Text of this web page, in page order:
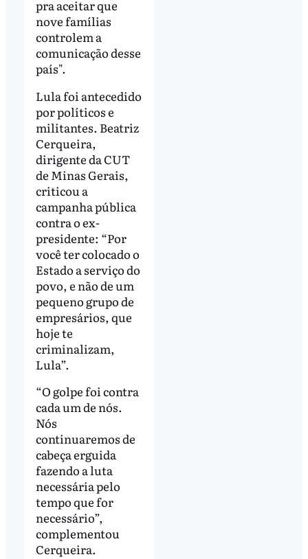
pra aceitar que
nove famílias
controlem a
comunicação desse
país".
Lula foi antecedido
por políticos e
militantes. Beatriz
Cerqueira,
dirigente da CUT
de Minas Gerais,
criticou a
campanha pública
contra o ex-
presidente: “Por
você ter colocado o
Estado a serviço do
povo, e não de um
pequeno grupo de
empresários, que
hoje te
criminalizam,
Lula”.
“O golpe foi contra
cada um de nós.
Nós
continuaremos de
cabeça erguida
fazendo a luta
necessária pelo
tempo que for
necessário”,
complementou
Cerqueira.